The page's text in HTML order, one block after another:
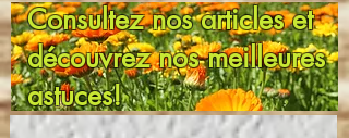
Consultez nos articles et
découvrez nos meilleures
astuces!